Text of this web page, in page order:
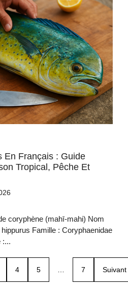
En Français : Guide
Tropical, Pêche Et
coryphène (mahī-mahi) Nom
Famille : Coryphaenidae
:...
4 5 7 Suivant